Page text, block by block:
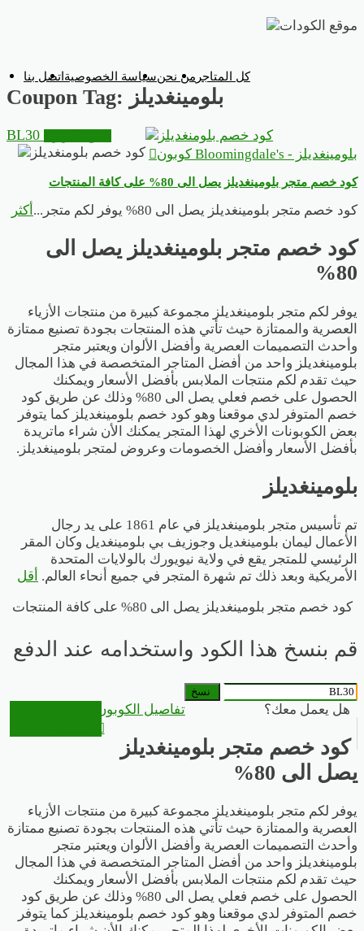
المحتوى
كل المتاجر من نحنسياسة الخصوصية اتصل بنا
Coupon Tag: بلومينغديلز
بلومينغديلز - Bloomingdale's كوبون
كود خصم متجر بلومينغديلز يصل الى 80% على كافة المنتجات
كود خصم متجر بلومينغديلز يصل الى 80% يوفر لكم متجر ... أكثر
كود خصم متجر بلومينغديلز يصل الى
80%
يوفر لكم متجر بلومينغديلز مجموعة كبيرة من منتجات الأزياء
العصرية والممتازة حيث تأتي هذه المنتجات بجودة تصنيع ممتازة
وأحدث التصميمات العصرية وأفضل الألوان ويعتبر متجر
بلومينغديلز واحد من أفضل المتاجر المتخصصة في هذا المجال
حيث تقدم لكم منتجات الملابس بأفضل الأسعار ويمكنك
الحصول على خصم فعلي يصل الى 80% وذلك عن طريق كود
خصم المتوفر لدي موقعنا وهو كود خصم بلومينغديلز كما يتوفر
بعض الكوبونات الأخري لهذا المتجر يمكنك الأن شراء ماتريدة
بأفضل الأسعار وأفضل الخصومات وعروض لمتجر بلومينغديلز.
بلومينغديلز
تم تأسيس متجر بلومينغديلز في عام 1861 على يد رجال
الأعمال ليمان بلومينغديل وجوزيف بي بلومينغديل وكان المقر
الرئيسي للمتجر يقع في ولاية نيويورك بالولايات المتحدة
الأمريكية وبعد ذلك تم شهرة المتجر في جميع أنحاء العالم. أقل
BL30
كود خصم متجر بلومينغديلز يصل الى 80% على كافة المنتجات
قم بنسخ هذا الكود واستخدامه عند الدفع
نسخ
هل يعمل معك؟ تفاصيل الكوبون
كود خصم متجر بلومينغديلز
يصل الى 80%
يوفر لكم متجر بلومينغديلز مجموعة كبيرة من منتجات الأزياء
العصرية والممتازة حيث تأتي هذه المنتجات بجودة تصنيع ممتازة
وأحدث التصميمات العصرية وأفضل الألوان ويعتبر متجر
بلومينغديلز واحد من أفضل المتاجر المتخصصة في هذا المجال
حيث تقدم لكم منتجات الملابس بأفضل الأسعار ويمكنك
الحصول على خصم فعلي يصل الى 80% وذلك عن طريق كود
خصم المتوفر لدي موقعنا وهو كود خصم بلومينغديلز كما يتوفر